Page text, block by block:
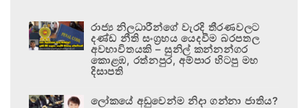
රාජ්‍ය නිලධාරීන්ගේ වැරදි තීරණවලට
දණ්ඩ නීති සංග්‍රහය යෙදවීම බරපතල
අවභාවිතයකි – සුනිල් කන්නන්ගර
කොළඹ, රත්නපුර, අම්පාර හිටපු මහ
දිසාපති
ලෝකයේ අඩුවෙන්ම නිදා ගන්නා ජාතිය?